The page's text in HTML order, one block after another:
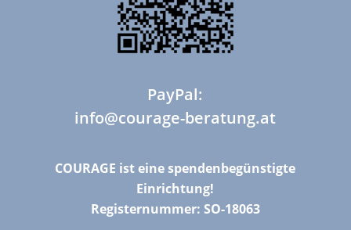
PayPal:
info@courage-beratung.at
COURAGE ist eine spendenbegünstigte
Einrichtung!
Registernummer: SO-18063